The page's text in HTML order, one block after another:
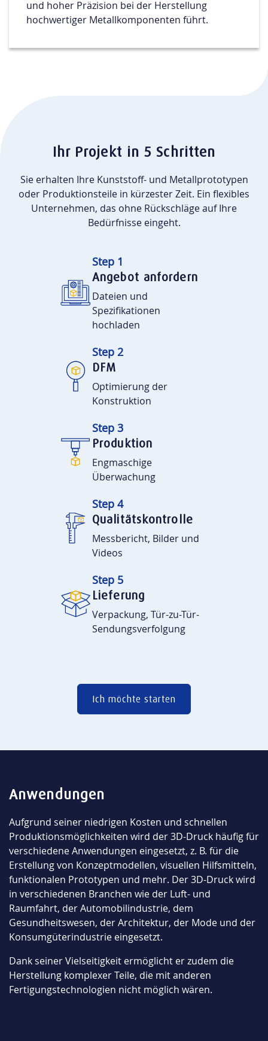
und hoher Präzision bei der Herstellung
hochwertiger Metallkomponenten führt.
Ihr Projekt in 5 Schritten
Sie erhalten Ihre Kunststoff- und Metallprototypen
oder Produktionsteile in kürzester Zeit. Ein flexibles
Unternehmen, das ohne Rückschläge auf Ihre
Bedürfnisse eingeht.
Step 1
Angebot anfordern
Dateien und
Spezifikationen
hochladen
Step 2
DFM
Optimierung der
Konstruktion
Step 3
Produktion
Engmaschige
Überwachung
Step 4
Qualitätskontrolle
Messbericht, Bilder und
Videos
Step 5
Lieferung
Verpackung, Tür-zu-Tür-
Sendungsverfolgung
Ich möchte starten
Anwendungen
Aufgrund seiner niedrigen Kosten und schnellen
Produktionsmöglichkeiten wird der 3D-Druck häufig für
verschiedene Anwendungen eingesetzt, z. B. für die
Erstellung von Konzeptmodellen, visuellen Hilfsmitteln,
funktionalen Prototypen und mehr. Der 3D-Druck wird
in verschiedenen Branchen wie der Luft- und
Raumfahrt, der Automobilindustrie, dem
Gesundheitswesen, der Architektur, der Mode und der
Konsumgüterindustrie eingesetzt.
Dank seiner Vielseitigkeit ermöglicht er zudem die
Herstellung komplexer Teile, die mit anderen
Fertigungstechnologien nicht möglich wären.